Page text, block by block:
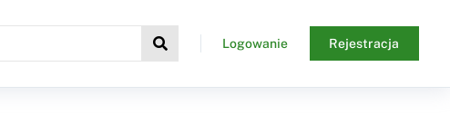
Logowanie Rejestracja